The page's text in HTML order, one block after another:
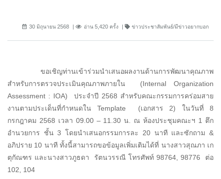
30 มิถุนายน 2568 อ่าน 5,420 ครั้ง ข่าวประชาสัมพันธ์/มีข่าวอยากบอก
ขอเชิญท่านเข้าร่วมนำเสนอผลงานด้านการพัฒนาคุณภาพ
สำหรับการตรวจประเมินคุณภาพภายใน (Internal Organization
Assessment : IOA) ประจำปี 2568 สำหรับคณะกรรมการคร่อมสาย
งานตามประเด็นที่กำหนดใน Template (เอกสาร 2) ในวันที่ 8
กรกฎาคม 2568 เวลา 09.00 – 11.30 น. ณ ห้องประชุมคณะฯ 1 ตึก
อำนวยการ ชั้น 3 โดยนำเสนอกรรมการละ 20 นาที และซักถาม &
อภิปราย 10 นาที ทั้งนี้สามารถขอข้อมูลเพิ่มเติมได้ที่ นางสาวสุณภา เก
ตุกัณฑร และนางสาวภูธดา รัตนวรรณี โทรศัพท์ 98764, 98776 ต่อ
102, 104